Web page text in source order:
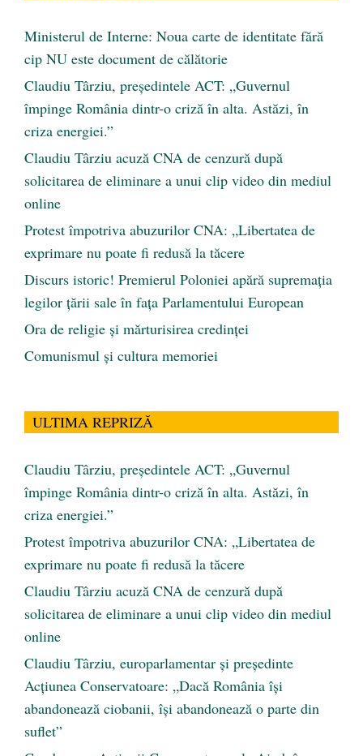
Ministerul de Interne: Noua carte de identitate fără
cip NU este document de călătorie
Claudiu Târziu, președintele ACT: „Guvernul
împinge România dintr-o criză în alta. Astăzi, în
criza energiei.”
Claudiu Târziu acuză CNA de cenzură după
solicitarea de eliminare a unui clip video din mediul
online
Protest împotriva abuzurilor CNA: „Libertatea de
exprimare nu poate fi redusă la tăcere
Discurs istoric! Premierul Poloniei apără supremația
legilor țării sale în fața Parlamentului European
Ora de religie şi mărturisirea credinţei
Comunismul şi cultura memoriei
ULTIMA REPRIZĂ
Claudiu Târziu, președintele ACT: „Guvernul
împinge România dintr-o criză în alta. Astăzi, în
criza energiei.”
Protest împotriva abuzurilor CNA: „Libertatea de
exprimare nu poate fi redusă la tăcere
Claudiu Târziu acuză CNA de cenzură după
solicitarea de eliminare a unui clip video din mediul
online
Claudiu Târziu, europarlamentar și președinte
Acțiunea Conservatoare: „Dacă România își
abandonează ciobanii, își abandonează o parte din
suflet”